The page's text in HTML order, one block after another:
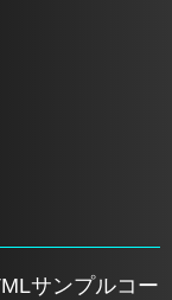
サンプルコー